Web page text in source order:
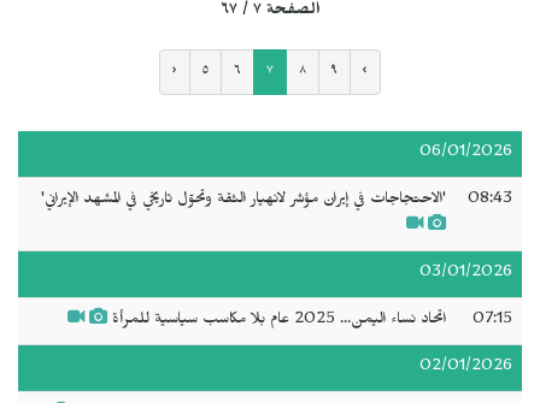
الصفحة ٧ / ٦٧
‹ ٥ ٦ ٧ ٨ ٩ ›
06/01/2026
08:43 'الاحتجاجات في إيران مؤشر لانهيار الثقة وتحوّل تاريخي في المشهد الإيراني'
03/01/2026
07:15 اتحاد نساء اليمن... 2025 عام بلا مكاسب سياسية للمرأة
02/01/2026